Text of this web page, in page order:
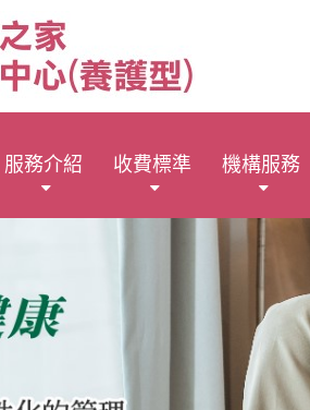
服務介紹 收費標準 機構服務